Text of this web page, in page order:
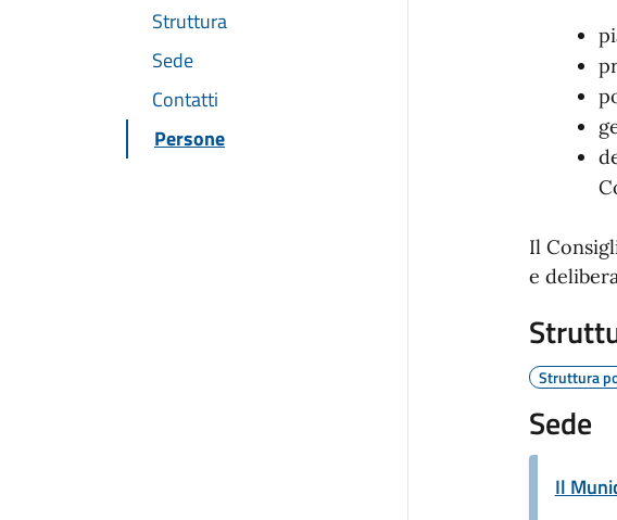
Struttura
Sede
Contatti
Persone
Il
e
Struttura
Sede
Il